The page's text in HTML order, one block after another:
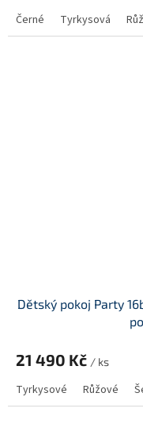
Černé Tyrkysová
Dětský pokoj Party
21 490 Kč / ks
Tyrkysové Růžové